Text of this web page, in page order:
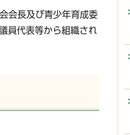
会長及び青少年育成委
員代表等から組織され